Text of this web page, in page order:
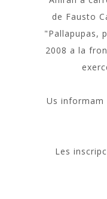
de Fausto
"Pallapupas,
2008 a la
Us informam
Les